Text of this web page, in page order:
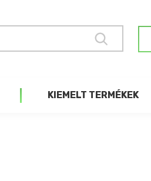
KIEMELT TERMÉKEK